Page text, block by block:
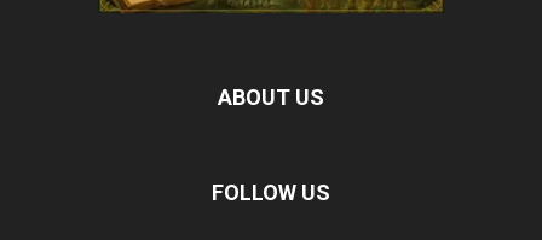
ABOUT US
FOLLOW US